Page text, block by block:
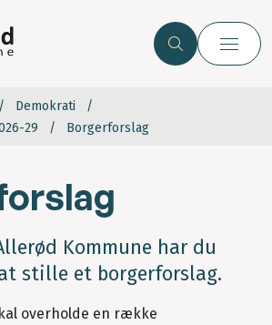
Demokrati
29
Borgerforslag
Kommune har du
stille et borgerforslag.
overholde en række